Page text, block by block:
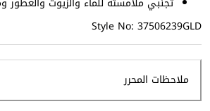
Style No: 37506239GLD
ملاحظات المحرر